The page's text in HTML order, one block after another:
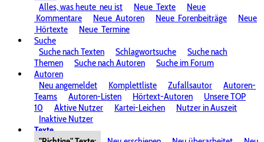
Alles, was heute neu ist Neue Texte
Neue
Kommentare
Neue Autoren Neue Forenbeiträge
Neue
Hörtexte
Neue Termine
Suche
Suche nach Texten
Schlagwortsuche
Suche nach
Themen
Suche nach Autoren
Suche im Forum
Autoren
Neu angemeldet
Komplettliste Zufallsautor
Autoren-
Teams
Autoren-Listen Hörtext-Autoren
Unsere TOP
10
Aktive Nutzer Kartei-Leichen
Nutzer in Auszeit
Inaktive Nutzer
Texte